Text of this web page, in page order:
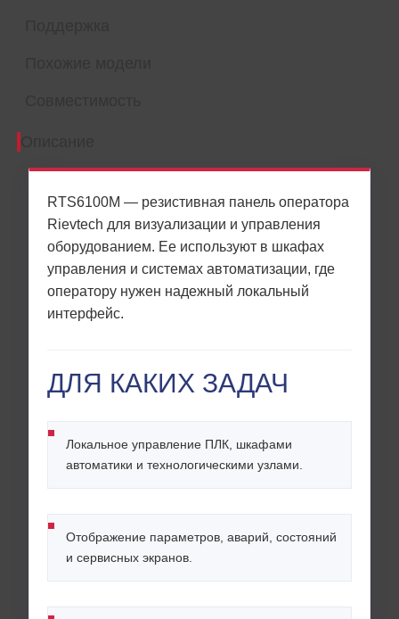
RTS6100M — резистивная панель оператора
Rievtech для визуализации и управления
оборудованием. Ее используют в шкафах
управления и системах автоматизации, где
оператору нужен надежный локальный
интерфейс.
ДЛЯ КАКИХ ЗАДАЧ
Локальное управление ПЛК, шкафами
автоматики и технологическими узлами.
Отображение параметров, аварий, состояний
и сервисных экранов.